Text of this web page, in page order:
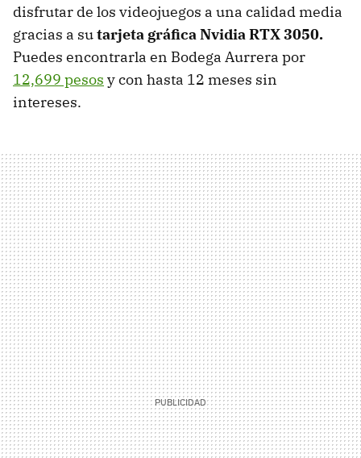
disfrutar de los videojuegos a una calidad media
gracias a sutarjeta gráfica Nvidia RTX 3050.
Puedes encontrarla en Bodega Aurrera por
12,699 pesos y con hasta 12 meses sin
intereses.